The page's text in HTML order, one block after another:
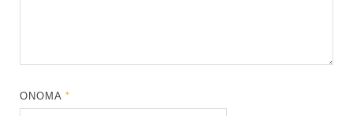
ΌΝΟΜΑ*